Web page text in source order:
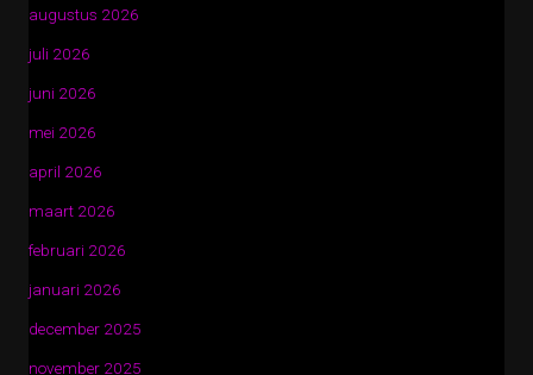
augustus 2026
juli 2026
juni 2026
mei 2026
april 2026
maart 2026
februari 2026
januari 2026
december 2025
november 2025